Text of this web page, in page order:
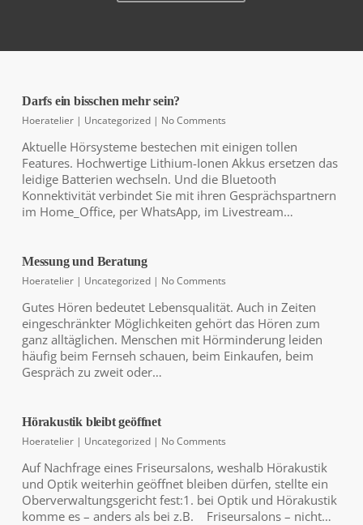
NEUHEIT!
Intelligenz
im Hörsystem
Testen Sie die neuen
Akku-Hörsysteme von Phonak
Telefonieren, Fernsehen oder
eine WhatsApp Nachricht
direkt in ihr Hörsystem.
Auch per App steuerbar,
Darfs ein bisschen mehr sein?
Hoeratelier | Uncategorized | No Comments
Aktuelle Hörsysteme bestechen mit einigen tollen
Features. Hochwertige Lithium-Ionen Akkus ersetzen das
leidige Batterien wechseln. Und die Bluetooth
Konnektivität verbindet Sie mit ihren Gesprächspartnern
im Home_Office, per WhatsApp, im Livestream…
Messung und Beratung
Hoeratelier | Uncategorized | No Comments
Gutes Hören bedeutet Lebensqualität. Auch in Zeiten
eingeschränkter Möglichkeiten gehört das Hören zum
ganz alltäglichen. Menschen mit Hörminderung leiden
häufig beim Fernseh schauen, beim Einkaufen, beim
Gespräch zu zweit oder…
Hörakustik bleibt geöffnet
Hoeratelier | Uncategorized | No Comments
Auf Nachfrage eines Friseursalons, weshalb Hörakustik
und Optik weiterhin geöffnet bleiben dürfen, stellte ein
Oberverwaltungsgericht fest:1. bei Optik und Hörakustik
komme es – anders als bei z.B. Friseursalons – nicht…